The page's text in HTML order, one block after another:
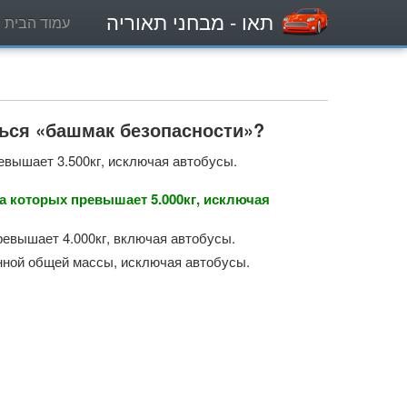
תאו - מבחני תאוריה עמוד הבית
«башмак безопасности»?
3.500кг, исключая автобусы.
которых превышает 5.000кг, исключая
4.000кг, включая автобусы.
общей массы, исключая автобусы.